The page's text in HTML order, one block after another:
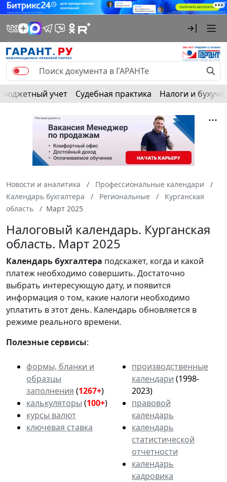
Бюджетный учет Судебная практика Налоги и
Новости и аналитика
Профессиональные календари
Календарь бухгалтера
Региональные
Курганская
область
Март 2025
Налоговый календарь. Курганская
область. Март 2025
Календарьбухгалтера подскажет, когда и какой
платеж необходимо совершить. Достаточно
выбрать интересующую дату, и появится
информация о том, какие налоги необходимо
уплатить в этот день. Календарь обновляется в
режиме реального времени.
Полезные сервисы:
формы, бланки и
образцы
заполнения (1267+)
калькуляторы (100+)
курсы валют
ключевая ставка
производственные
календари (1998-
2023)
правовой
календарь
календарь
статистической
отчетности
календарь
кадровика